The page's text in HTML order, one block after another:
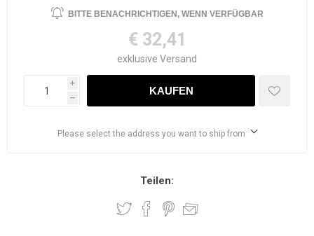
€ 32,41
exklusive Versand
i
h
Please select the address you want to ship from
Teilen: